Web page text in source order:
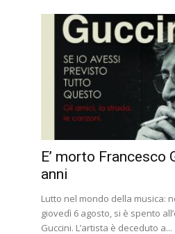
E’ morto Francesco
anni
Lutto nel mondo della musica:
giovedì 6 agosto, si è spento
Guccini. L’artista è deceduto a...